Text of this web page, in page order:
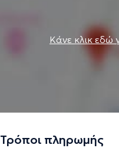
Κάνε κλικ εδώ
Τρόποι πληρωμής